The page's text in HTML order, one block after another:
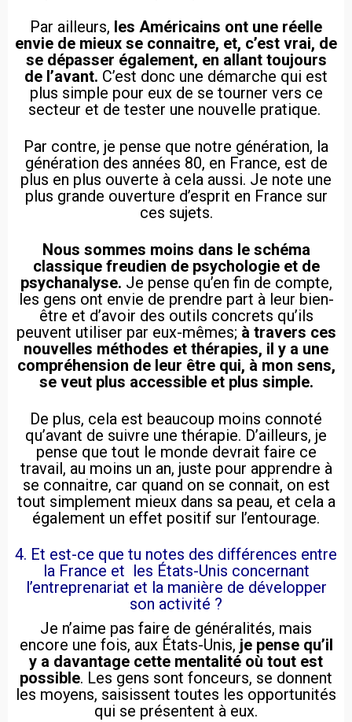
Par ailleurs, les Américains ont une réelle
envie de mieux se connaitre, et, c’est vrai, de
se dépasser également, en allant toujours
de l’avant. C’est donc une démarche qui est
plus simple pour eux de se tourner vers ce
secteur et de tester une nouvelle pratique.
Par contre, je pense que notre génération, la
génération des années 80, en France, est de
plus en plus ouverte à cela aussi. Je note une
plus grande ouverture d’esprit en France sur
ces sujets.
Nous sommes moins dans le schéma
classique freudien de psychologie et de
psychanalyse. Je pense qu’en fin de compte,
les gens ont envie de prendre part à leur bien-
être et d’avoir des outils concrets qu’ils
peuvent utiliser par eux-mêmes; à travers ces
nouvelles méthodes et thérapies, il y a une
compréhension de leur être qui, à mon sens,
se veut plus accessible et plus simple.
De plus, cela est beaucoup moins connoté
qu’avant de suivre une thérapie. D’ailleurs, je
pense que tout le monde devrait faire ce
travail, au moins un an, juste pour apprendre à
se connaitre, car quand on se connait, on est
tout simplement mieux dans sa peau, et cela a
également un effet positif sur l’entourage.
4. Et est-ce que tu notes des différences entre
la France et les États-Unis concernant
l’entreprenariat et la manière de développer
son activité ?
Je n’aime pas faire de généralités, mais
encore une fois, aux États-Unis, je pense qu’il
y a davantage cette mentalité où tout est
possible. Les gens sont fonceurs, se donnent
les moyens, saisissent toutes les opportunités
qui se présentent à eux.